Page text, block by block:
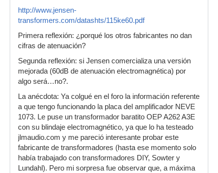
http://www.jensen-
transformers.com/datashts/115ke60.pdf
Primera reflexión: ¿porqué los otros fabricantes no dan
cifras de atenuación?
Segunda reflexión: si Jensen comercializa una versión
mejorada (60dB de atenuación electromagnética) por
algo será…no?.
La anécdota: Ya colgué en el foro la información referente
a que tengo funcionando la placa del amplificador NEVE
1073. Le puse un transformador baratito OEP A262 A3E
con su blindaje electromagnético, ya que lo ha testeado
jlmaudio.com y me pareció interesante probar este
fabricante de transformadores (hasta ese momento solo
había trabajado con transformadores DIY, Sowter y
Lundahl). Pero mi sorpresa fue observar que, a máxima